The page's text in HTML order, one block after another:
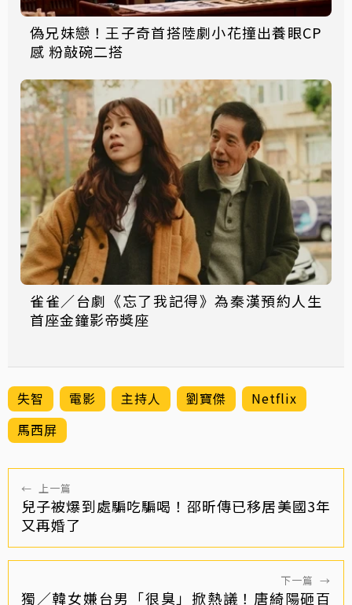
偽兄妹戀！王子奇首搭陸劇小花撞出養眼CP
感 粉敲碗二搭
雀雀／台劇《忘了我記得》為秦漢預約人生
首座金鐘影帝獎座
失智 電影 主持人 劉寶傑
Netflix
馬西屏
← 上一篇
兒子被爆到處騙吃騙喝！邵昕傳已移居美國3年
又再婚了
下一篇 →
獨／韓女嫌台男「很臭」掀熱議！唐綺陽砸百